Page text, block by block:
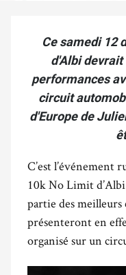
Ce samedi 12
d'Albi
performances
circuit
d'Europe de
C’est l’événement
10k No Limit
partie des meilleurs
présenteront en
organisé sur un